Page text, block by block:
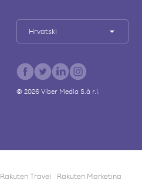
Hrvatski
© 2026Viber Media S.à r.l.
Rakuten Travel Rakuten Marketing